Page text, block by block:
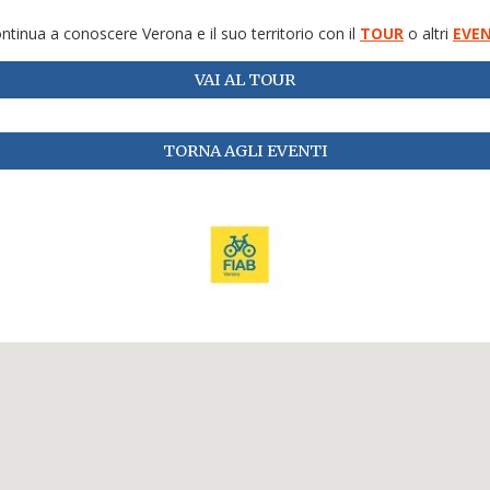
a conoscere Verona e il suo territorio con il TOUR o altri
VAI AL TOUR
TORNA AGLI EVENTI